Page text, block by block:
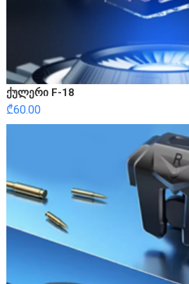
ქულერი F-18
₾60.00